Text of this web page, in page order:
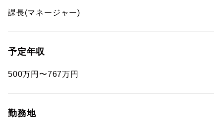
課長(マネージャー)
予定年収
500万円〜767万円
勤務地